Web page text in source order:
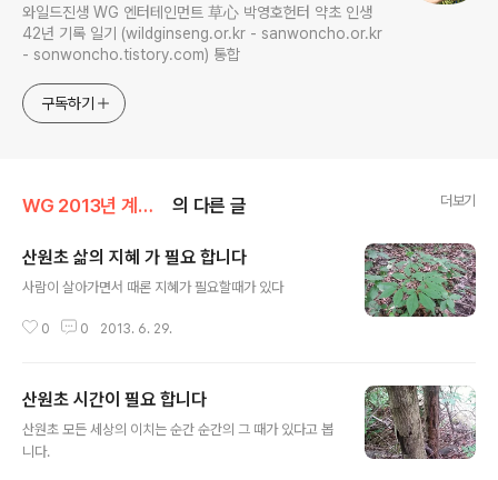
와일드진생 WG 엔터테인먼트 草心 박영호헌터 약초 인생
42년 기록 일기 (wildginseng.or.kr - sanwoncho.or.kr
- sonwoncho.tistory.com) 통합
구독하기
WG 2013년 계사년 기록 의 다른 글 더보기
산원초 삶의 지혜 가 필요 합니다
사람이 살아가면서 때론 지혜가 필요할때가 있다
0 0 2013. 6. 29.
산원초 시간이 필요 합니다
산원초 모든 세상의 이치는 순간 순간의 그 때가 있다고 봅
니다.